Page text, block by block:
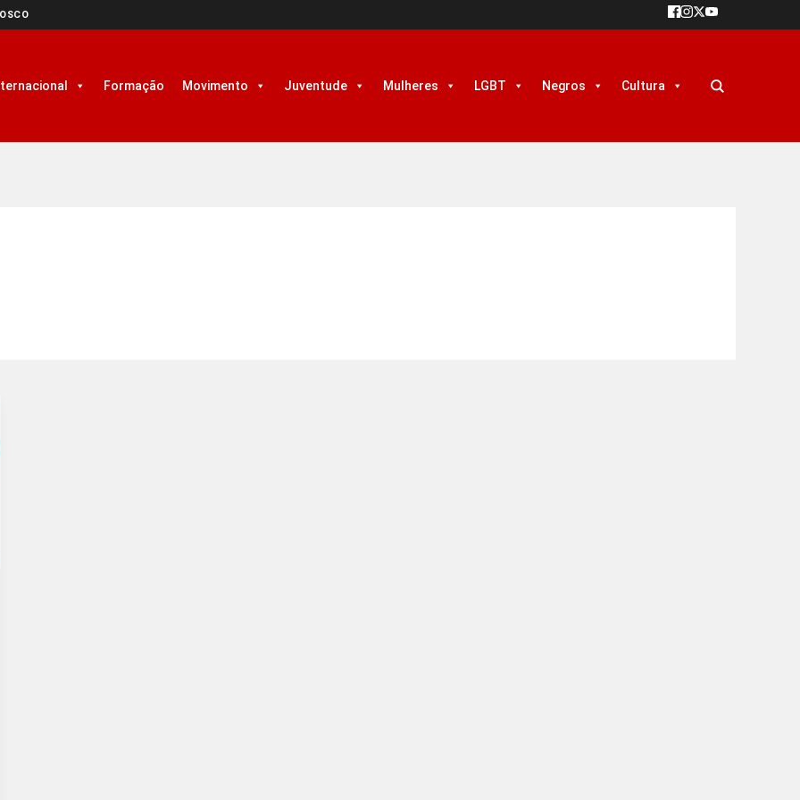
Formação Movimento Juventude Mulheres LGBT Negros Cultura